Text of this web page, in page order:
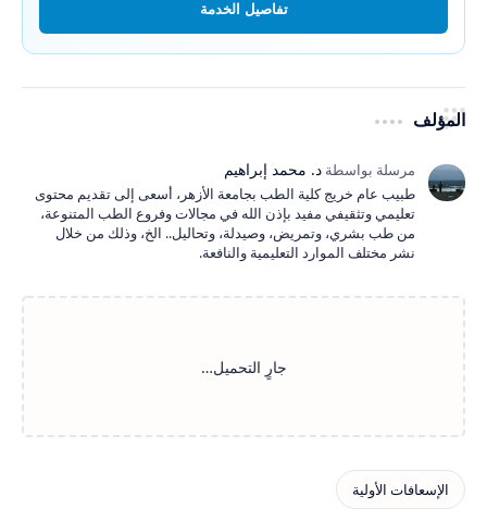
تفاصيل الخدمة
المؤلف
طبيب عام خريج كلية الطب بجامعة الأزهر، أسعى إلى تقديم محتوى
تعليمي وتثقيفي مفيد بإذن الله في مجالات وفروع الطب المتنوعة،
من طب بشري، وتمريض، وصيدلة، وتحاليل.. الخ، وذلك من خلال
نشر مختلف الموارد التعليمية والنافعة.